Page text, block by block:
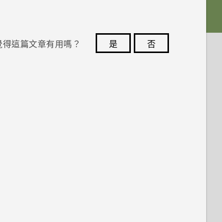
得這篇文章有用嗎？ 是
否